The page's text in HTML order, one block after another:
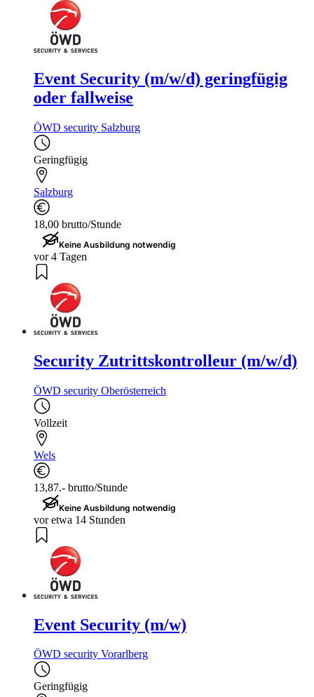
Event Security (m/w/d) geringfügig
oder fallweise
ÖWD security Salzburg
Geringfügig
Salzburg
18,00 brutto/Stunde
Keine Ausbildung notwendig
vor 4 Tagen
Security Zutrittskontrolleur (m/w/d)
ÖWD security Oberösterreich
Vollzeit
Wels
13,87.- brutto/Stunde
Keine Ausbildung notwendig
vor etwa 14 Stunden
Event Security (m/w)
ÖWD security Vorarlberg
Geringfügig